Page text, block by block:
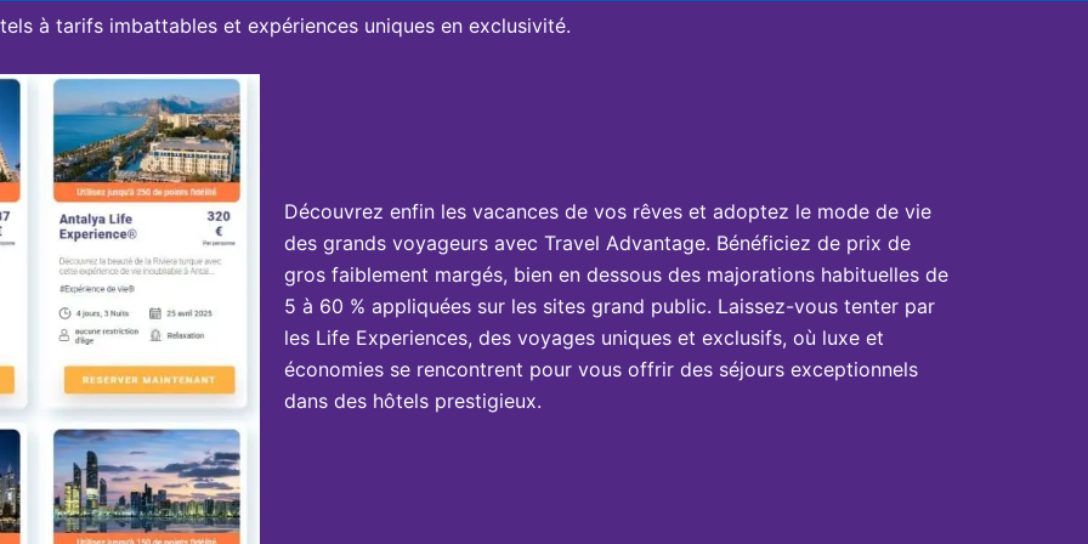
à tarifs imbattables et expériences uniques en exclusivité.
Découvrez enfin les vacances de vos rêves et adoptez le mode de vie
des grands voyageurs avec Travel Advantage. Bénéficiez de prix de
gros faiblement margés, bien en dessous des majorations habituelles de
5 à 60 % appliquées sur les sites grand public. Laissez-vous tenter par
les Life Experiences, des voyages uniques et exclusifs, où luxe et
économies se rencontrent pour vous offrir des séjours exceptionnels
dans des hôtels prestigieux.